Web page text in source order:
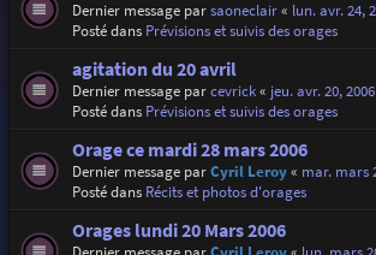
Dernier message parsaoneclair« lun. avr. 24,
Posté dans Prévisions et suivis des orages
agitation du 20 avril
Dernier message parcevrick« jeu. avr. 20,
Posté dans Prévisions et suivis des orages
Orage ce mardi 28 mars 2006
Dernier message parCyril Leroy« mar. mars
Posté dans Récits et photos d'orages
Orages lundi 20 Mars 2006